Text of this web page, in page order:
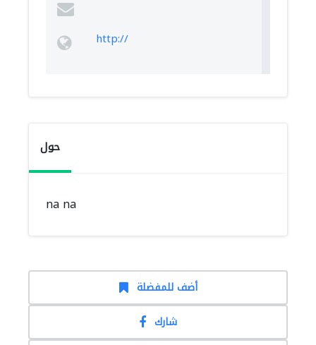
http://
حول
na na
أضف للمفضلة
شارك